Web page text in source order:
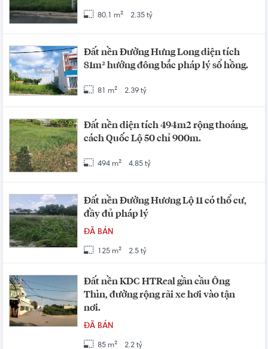
80.1 m² 2.35 tỷ
Đất nền Đường Hưng Long diện tích
81m² hướng đông bắc pháp lý sổ hồng.
81 m² 2.39 tỷ
Đất nền diện tích 494m2 rộng thoáng,
cách Quốc Lộ 50 chỉ 900m.
494 m² 4.85 tỷ
Đất nền Đường Hương Lộ 11 có thổ cư,
đầy đủ pháp lý
ĐÃ BÁN
125 m² 2.5 tỷ
Đất nền KDC HTReal gần cầu Ông
Thìn, đường rộng rãi xe hơi vào tận
nơi.
ĐÃ BÁN
85 m² 2.2 tỷ